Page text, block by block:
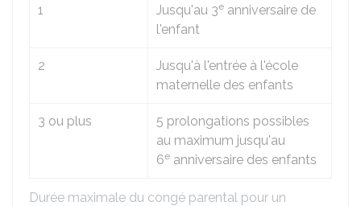
Durée maximale du congé parental pour un
1 Jusqu'au 3e anniversaire de
l'enfant
2
Jusqu'à l'entrée à l'école
maternelle des enfants
3 ou plus
5 prolongations possibles
au maximum jusqu'au
6e anniversaire des enfants